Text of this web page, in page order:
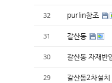
32 purlin참조
31 갈산동
30 갈산동 자재반
29 갈산동2차설치